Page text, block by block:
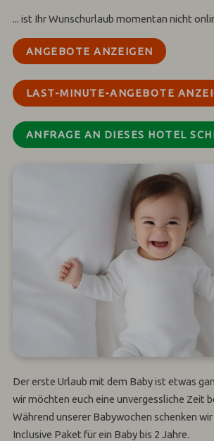
... ist Ihr Wunschurlaub momentan nicht
ANGEBOTE ANZEIGEN
LAST-MINUTE-ANGEBOTE
ANFRAGE AN DIESES HOTEL
Der erste Urlaub mit dem Baby ist etwas
wir möchten euch eine unvergessliche Zeit
Während unserer Babywochen schenken
Inclusive Paket für ein Baby bis 2 Jahre.